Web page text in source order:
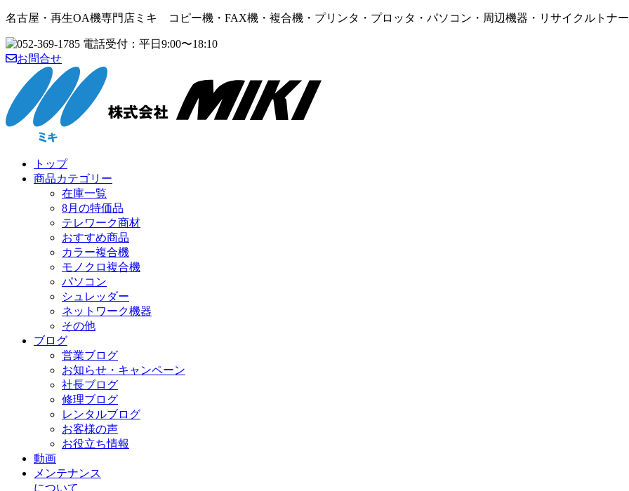
名古屋・再生OA機専門店ミキ コピー機・FAX機・複合機・プリンタ・プロッタ・パソコン・周辺機器・リサイクルトナー
お問合せ
トップ
商品カテゴリー
在庫一覧
8月の特価品
テレワーク商材
おすすめ商品
カラー複合機
モノクロ複合機
パソコン
シュレッダー
ネットワーク機器
その他
ブログ
営業ブログ
お知らせ・キャンペーン
社長ブログ
修理ブログ
レンタルブログ
お客様の声
お役立ち情報
動画
メンテナンス
について